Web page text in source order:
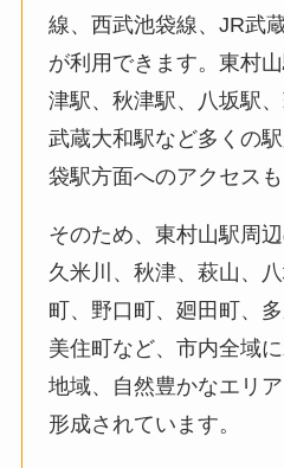
線、西武池袋線、JR武
が利用できます。東村
津駅、秋津駅、八坂駅
武蔵大和駅など多くの
袋駅方面へのアクセスも
そのため、東村山駅周
久米川、秋津、萩山、
町、野口町、廻田町、
美住町など、市内全域
地域、自然豊かなエリ
形成されています。